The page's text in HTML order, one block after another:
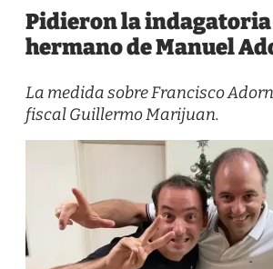
Pidieron la
hermano de Manuel
La medida sobre Francisco
fiscal Guillermo Marijuan.